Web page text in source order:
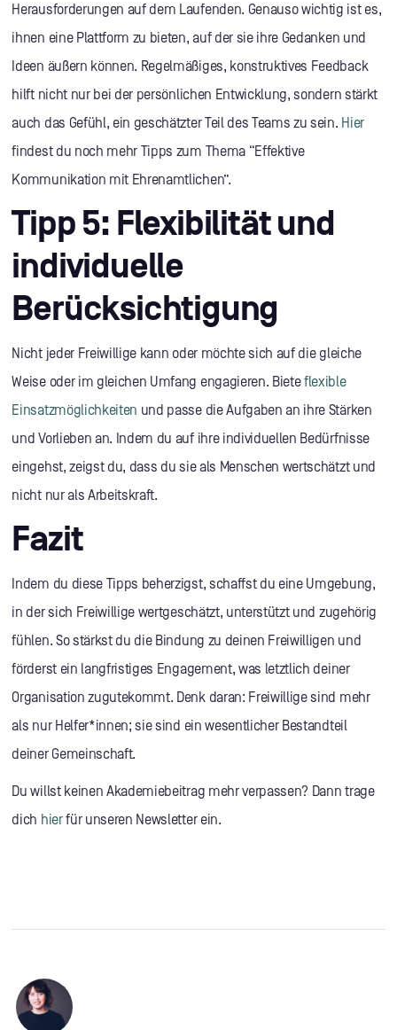
Herausforderungen auf dem Laufenden. Genauso wichtig ist es,
ihnen eine Plattform zu bieten, auf der sie ihre Gedanken und
Ideen äußern können. Regelmäßiges, konstruktives Feedback
hilft nicht nur bei der persönlichen Entwicklung, sondern stärkt
auch das Gefühl, ein geschätzter Teil des Teams zu sein. Hier
findest du noch mehr Tipps zum Thema “Effektive
Kommunikation mit Ehrenamtlichen”.
Tipp 5: Flexibilität und
individuelle
Berücksichtigung
Nicht jeder Freiwillige kann oder möchte sich auf die gleiche
Weise oder im gleichen Umfang engagieren. Bieteflexible
Einsatzmöglichkeiten und passe die Aufgaben an ihre Stärken
und Vorlieben an. Indem du auf ihre individuellen Bedürfnisse
eingehst, zeigst du, dass du sie als Menschen wertschätzt und
nicht nur als Arbeitskraft.
Fazit
Indem du diese Tipps beherzigst, schaffst du eine Umgebung,
in der sich Freiwillige wertgeschätzt, unterstützt und zugehörig
fühlen. So stärkst du die Bindung zu deinen Freiwilligen und
förderst ein langfristiges Engagement, was letztlich deiner
Organisation zugutekommt. Denk daran: Freiwillige sind mehr
als nur Helfer*innen; sie sind ein wesentlicher Bestandteil
deiner Gemeinschaft.
Du willst keinen Akademiebeitrag mehr verpassen? Dann trage
dich hierfür unseren Newsletter ein.